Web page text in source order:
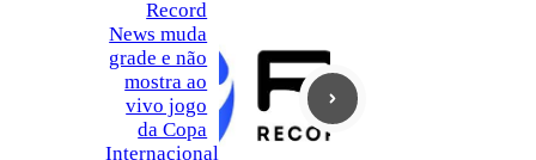
Record
News muda
grade e não
mostra ao
vivo jogo
da Copa
Internacional